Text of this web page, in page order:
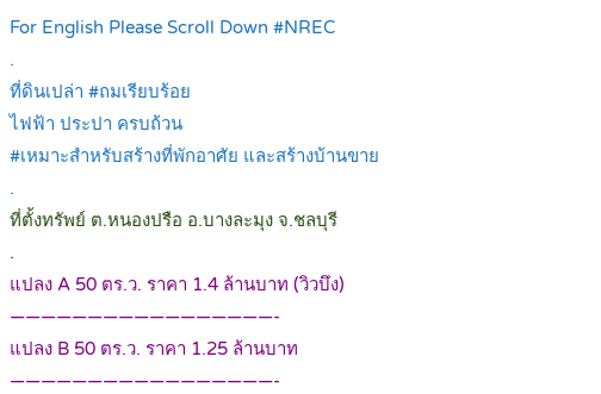
For English Please Scroll Down #NREC
.
ที่ดินเปล่า #ถมเรียบร้อย
ไฟฟ้า ประปา ครบถ้วน
#เหมาะสำหรับสร้างที่พักอาศัย และสร้างบ้านขาย
.
ที่ตั้งทรัพย์ ต.หนองปรือ อ.บางละมุง จ.ชลบุรี
.
แปลง A 50 ตร.ว. ราคา 1.4 ล้านบาท (วิวบึง)
—————————————————-
แปลง B 50 ตร.ว. ราคา 1.25 ล้านบาท
—————————————————-